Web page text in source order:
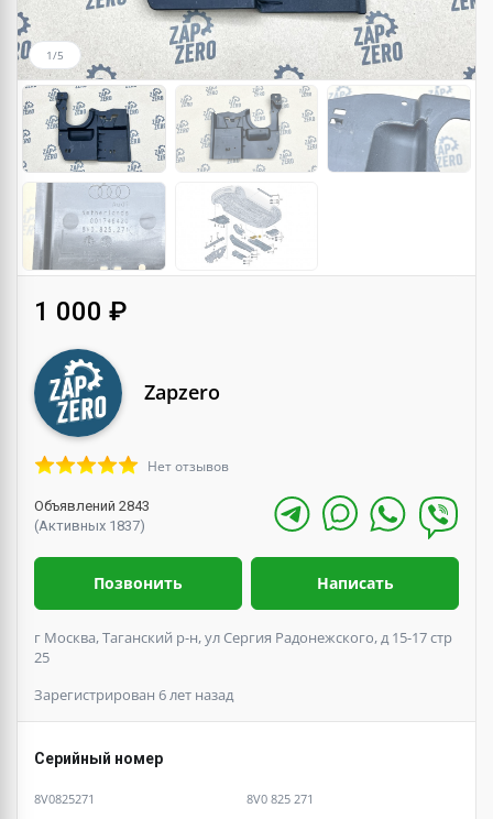
1/5
1 000 ₽
Zapzero
Нет отзывов
Объявлений 2843
(Активных 1837)
Позвонить Написать
г Москва, Таганский р-н, ул Сергия Радонежского, д 15-17 стр
25
Зарегистрирован 6 лет назад
Серийный номер
8V0825271 8V0 825 271